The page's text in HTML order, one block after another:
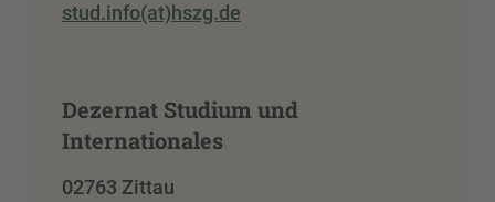
stud.info(at)hszg.de
Dezernat Studium und
Internationales
02763 Zittau